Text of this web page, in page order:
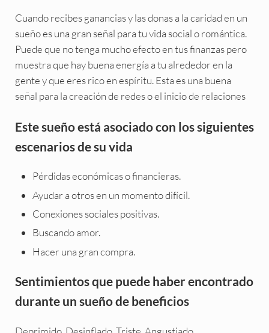
Cuando recibes ganancias y las donas a la caridad en un
sueño es una gran señal para tu vida social o romántica.
Puede que no tenga mucho efecto en tus finanzas pero
muestra que hay buena energía a tu alrededor en la
gente y que eres rico en espíritu. Esta es una buena
señal para la creación de redes o el inicio de relaciones
Este sueño está asociado con los siguientes
escenarios de su vida
Pérdidas económicas o financieras.
Ayudar a otros en un momento difícil.
Conexiones sociales positivas.
Buscando amor.
Hacer una gran compra.
Sentimientos que puede haber encontrado
durante un sueño de beneficios